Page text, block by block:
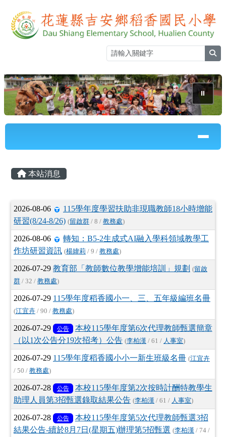
花蓮縣立稻香國民小學全球資訊網
⏸
導覽列
主內容區域
本站消息
文章列表
2026-08-06
115學年度學習扶助非現職教師18小時增能
研習(8/24-8/26) (留啟群 / 8 / 教務處)
2026-08-06
轉知：B5-2生成式AI融入學科領域教學工
作坊研習資訊 (楊媁莉 / 9 / 教務處)
2026-07-29 教育部「教師數位教學增能培訓」規劃 (留啟
群 / 32 / 教務處)
2026-07-29 115學年度稻香國小一、三、五年級編班名冊
(江宜卉 / 90 / 教務處)
2026-07-29 公告
本校115學年度第6次代理教師甄選簡章
（以1次公告分19次招考）公告 (李柏漢 / 61 / 人事室)
2026-07-29 115學年度稻香國小小一新生班級名冊 (江宜卉
/ 50 / 教務處)
2026-07-28 公告
本校115學年度第2次按時計酬特教學生
助理人員第3招甄選錄取結果公告 (李柏漢 / 61 / 人事室)
2026-07-28 公告
本校115學年度第5次代理教師甄選3招
結果公告-續於8月7日(星期五)辦理第5招甄選 (李柏漢 / 74 /